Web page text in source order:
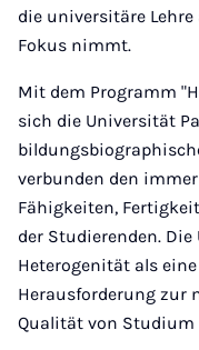
die universitäre
Fokus nimmt.
Mit dem Programm
sich die Universität
verbunden den
Fähigkeiten,
der Studierenden.
Heterogenität als
Herausforderung zur
Qualität von Studium